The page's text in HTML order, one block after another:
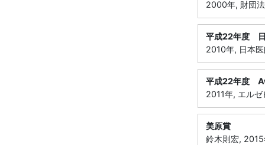
2000年, 財団
平成22年度 日
2010年, 日本
平成22年度
2011年, エル
美原賞
鈴木則宏,